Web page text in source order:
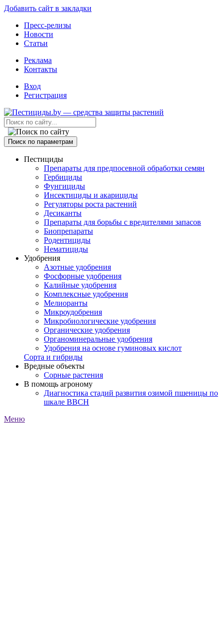
Добавить сайт в закладки
Пресс-релизы
Новости
Статьи
Реклама
Контакты
Вход
Регистрация
Поиск по параметрам
Пестициды
Препараты для предпосевной обработки семян
Гербициды
Фунгициды
Инсектициды и акарициды
Регуляторы роста растений
Десиканты
Препараты для борьбы с вредителями запасов
Биопрепараты
Родентициды
Нематициды
Удобрения
Азотные удобрения
Фосфорные удобрения
Калийные удобрения
Комплексные удобрения
Мелиоранты
Микроудобрения
Микробиологические удобрения
Органические удобрения
Органоминеральные удобрения
Удобрения на основе гуминовых кислот
Сорта и гибриды
Вредные объекты
Сорные растения
В помощь агроному
Диагностика стадий развития озимой пшеницы по
шкале ВВСН
Меню